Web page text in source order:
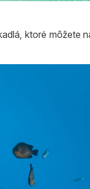
ktoré môžete